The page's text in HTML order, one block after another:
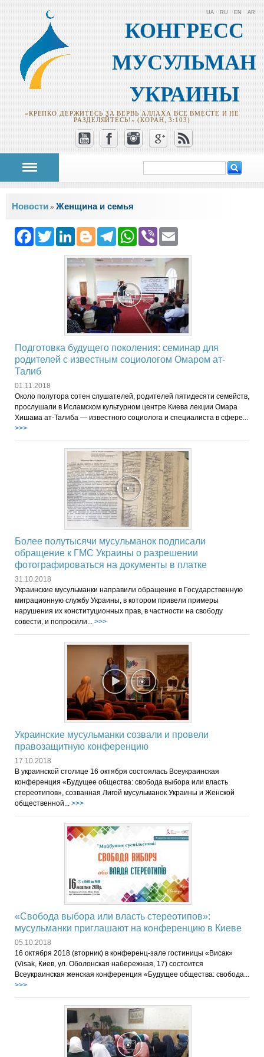
КОНГРЕСС
МУСУЛЬМАН
УКРАИНЫ
«КРЕПКО ДЕРЖИТЕСЬ ЗА ВЕРВЬ АЛЛАХА ВСЕ ВМЕСТЕ И НЕ
РАЗДЕЛЯЙТЕСЬ!» (КОРАН, 3:103)
UA RU EN AR
Форма поиска
Вы здесь
Новости » Женщина и семья
Facebook
Twitter
LinkedIn
Blogger
Telegram
WhatsApp
Viber
Подготовка будущего поколения: семинар для
родителей с известным социологом Омаром ат-
Талиб
01.11.2018
Около полутора сотен слушателей, родителей пятидесяти семейств,
прослушали в Исламском культурном центре Киева лекции Омара
Хишама ат-Талиба — известного социолога и специалиста в сфере...
>>>
Более полутысячи мусульманок подписали
обращение к ГМС Украины о разрешении
фотографироваться на документы в платке
31.10.2018
Украинские мусульманки направили обращение в Государственную
миграционную службу Украины, в котором привели примеры
нарушения их конституционных прав, в частности на свободу
совести, и попросили... >>>
Украинские мусульманки созвали и провели
правозащитную конференцию
17.10.2018
В украинской столице 16 октября состоялась Всеукраинская
конференция «Будущее общества: свобода выбора или власть
стереотипов», созванная Лигой мусульманок Украины и Женской
общественной... >>>
«Свобода выбора или власть стереотипов»:
мусульманки приглашают на конференцию в Киеве
05.10.2018
16 октября 2018 (вторник) в конференц-зале гостиницы «Висак»
(Visak, Киев, ул. Оболонская набережная, 17) состоится
Всеукраинская женская конференция «Будущее общества: свобода...
>>>